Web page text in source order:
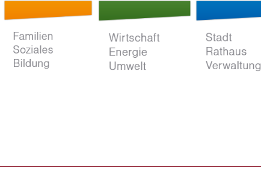
Inhalt